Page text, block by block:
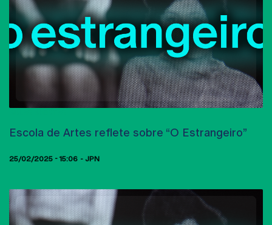
Escola de Artes reflete sobre “O Estrangeiro”
25/02/2025 - 15:06 JPN